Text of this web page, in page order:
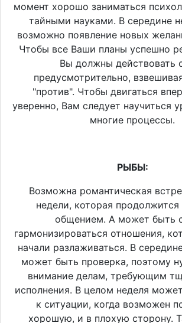
момент хорошо заниматься
тайными науками. В середине
возможно появление новых
Чтобы все Ваши планы успешно
Вы должны действовать
предусмотрительно,
"против". Чтобы двигаться
уверенно, Вам следует научиться
многие процессы.
РЫБЫ:
Возможна романтическая
недели, которая
общением. А может быть
гармонизироваться отношения,
начали разлаживаться. В
может быть проверка, поэтому
внимание делам, требующим
исполнения. В целом неделя
к ситуации, когда возможен
хорошую, и в плохую сторону.